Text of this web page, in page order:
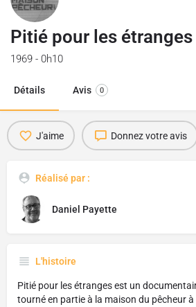
Pitié pour les étranges
1969 - 0h10
Détails Avis 0
J'aime Donnez votre avis
Réalisé par :
Daniel Payette
L'histoire
Pitié pour les étranges est un
tourné en partie à la maison du pêcheur